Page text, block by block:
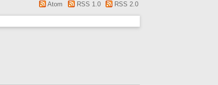
Atom RSS 1.0 RSS 2.0